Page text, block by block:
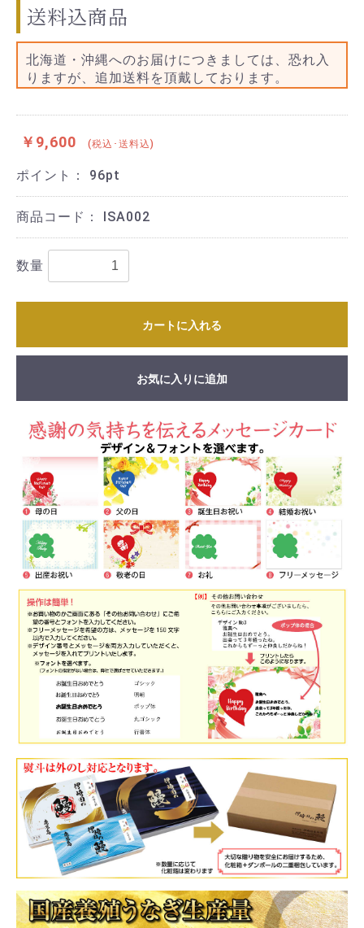
送料込商品
北海道・沖縄へのお届けにつきましては、恐れ入
りますが、追加送料を頂戴しております。
￥9,600 (税込･送料込)
ポイント： 96pt
商品コード： ISA002
数量
カートに入れる
お気に入りに追加